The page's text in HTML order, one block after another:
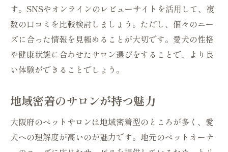
実際の体験から見るサービスの質
お客様の声を紹介
人気メニューの体験談
サロン訪問での印象と感想
リピーターが多い理由とは
ペットサロン体験をシェアしよう
活用法
定期的なサロン訪問での健康維持
す。SNSやオンラインのレビューサイトを活用して、複
数の口コミを比較検討しましょう。ただし、個々のニー
ズに合った情報を見極めることが大切です。愛犬の性格
や健康状態に合わせたサロン選びをすることで、より良
い体験ができることでしょう。
地域密着のサロンが持つ魅力
大阪府のペットサロンは地域密着型のところが多く、愛
犬への理解度が高いのが魅力です。地元のペットオーナ